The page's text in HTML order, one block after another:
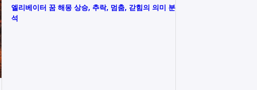
엘리베이터 꿈 해몽 상승, 추락, 멈춤, 갇힘의 의미 분
석